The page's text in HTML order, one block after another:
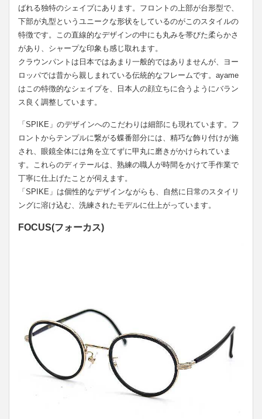
ばれる独特のシェイプにあります。フロントの上部が台形型で、
下部が丸型というユニークな形状をしているのがこのスタイルの
特徴です。この直線的なデザインの中にも丸みを帯びた柔らかさ
があり、シャープな印象も感じ取れます。
クラウンパントは日本ではあまり一般的ではありませんが、ヨー
ロッパでは昔から親しまれている伝統的なフレームです。ayame
はこの特徴的なシェイプを、日本人の顔立ちに合うようにバラン
ス良く調整しています。
「SPIKE」のデザインへのこだわりは細部にも現れています。フ
ロントからテンプルに繋がる蝶番部分には、精巧な飾り付けが施
され、眼鏡全体には角を立てずに甲丸に磨きがかけられていま
す。これらのディテールは、熟練の職人が時間をかけて手作業で
丁寧に仕上げたことが伺えます。
「SPIKE」は個性的なデザインながらも、自然に日常のスタイリ
ングに溶け込む、洗練されたモデルに仕上がっています。
FOCUS(フォーカス)